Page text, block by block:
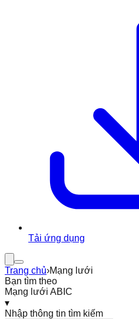
Tải ứng dụng
Trang chủ›Mạng lưới
Bạn tìm theo
Mạng lưới ABIC
▾
Nhập thông tin tìm kiếm